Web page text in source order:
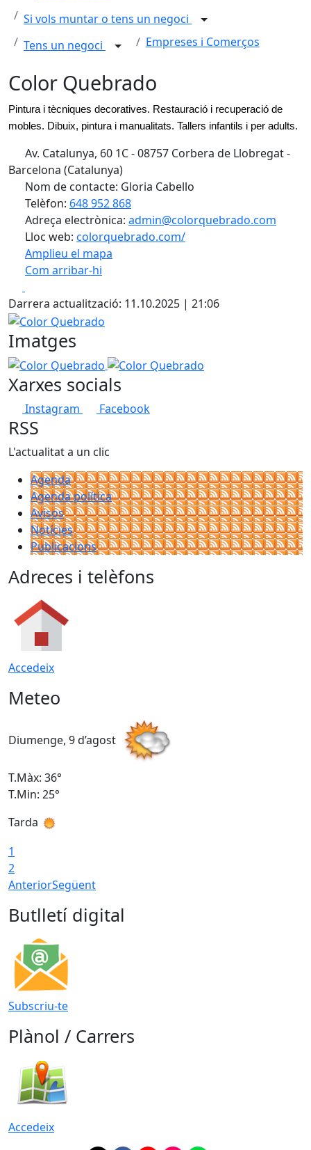
Si vols muntar o tens un negoci
Tens un negoci
Empreses i Comerços
Color Quebrado
Pintura i tècniques decoratives. Restauració i recuperació de
mobles. Dibuix, pintura i manualitats. Tallers infantils i per adults.
Av. Catalunya, 60 1C - 08757 Corbera de Llobregat -
Barcelona (Catalunya)
Nom de contacte: Gloria Cabello
Telèfon: 648 952 868
Adreça electrònica: admin@colorquebrado.com
Lloc web: colorquebrado.com/
Amplieu el mapa
Com arribar-hi
+
−
Darrera actualització: 11.10.2025 | 21:06
Color Quebrado
Imatges
Color Quebrado Color Quebrado
Xarxes socials
Instagram Facebook
RSS
L'actualitat a un clic
Agenda
Agenda política
Avisos
Notícies
Publicacions
Adreces i telèfons
Accedeix
Meteo
Diumenge, 9 d’agost
T.Màx: 36°
T.Min: 25°
Tarda
1
2
AnteriorSegüent
Butlletí digital
Subscriu-te
Plànol / Carrers
Accedeix